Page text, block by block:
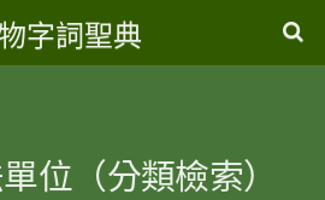
字詞聖典
位（分類檢索）